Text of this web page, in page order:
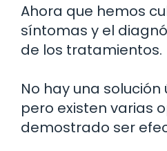
Ahora que hemos
síntomas y el
de los tratamientos.
No hay una
pero existen varias
demostrado ser